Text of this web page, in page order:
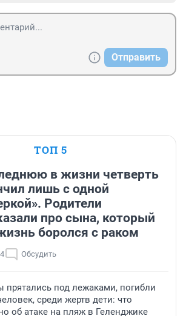
Отправить
ТОП 5
в жизни четверть
лишь с одной
Родители
про сына, который
боролся с раком
Обсудить
прятались под лежаками, погибли
среди жертв дети: что
об атаке на пляж в Геленджике